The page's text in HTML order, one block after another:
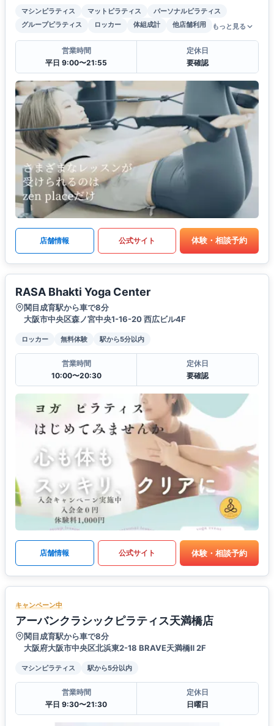
マシンピラティス マットピラティス
パーソナルピラティス
グループピラティス
ロッカー 体組成計 他店舗利用 もっと見る
営業時間
平日 9:00〜21:55
定休日
要確認
店舗情報 公式サイト 体験・相談予約
RASA Bhakti Yoga Center
関目成育駅から車で8分
大阪市中央区森ノ宮中央1-16-20 西広ビル4F
ロッカー 無料体験 駅から5分以内
営業時間
10:00〜20:30
定休日
要確認
店舗情報 公式サイト 体験・相談予約
キャンペーン中
アーバンクラシックピラティス天満橋店
関目成育駅から車で8分
大阪府大阪市中央区北浜東2-18 BRAVE天満橋Ⅱ 2F
マシンピラティス 駅から5分以内
営業時間
平日 9:30〜21:30
定休日
日曜日